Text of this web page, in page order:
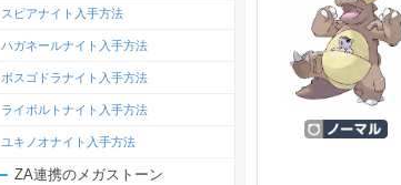
スピアナイト入手方法
ハガネールナイト入手方法
ボスゴドラナイト入手方法
ライボルトナイト入手方法
ユキノオナイト入手方法
ZA連携のメガストーン